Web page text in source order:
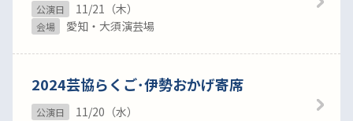
公演日 11/21（木）
会場 愛知・大須演芸場
2024芸協らくご･伊勢おかげ寄席
公演日 11/20（水）